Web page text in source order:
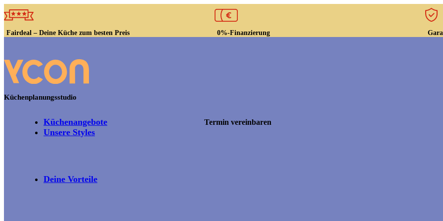
Fairdeal – Deine Küche zum besten Preis 0%-Finanzierung
Küchenplanungsstudio
Küchenangebote
Unsere Styles
Deine Vorteile
Termin vereinbaren